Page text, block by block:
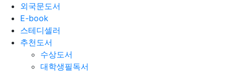
외국문도서
E-book
스테디셀러
추천도서
수상도서
대학생필독서